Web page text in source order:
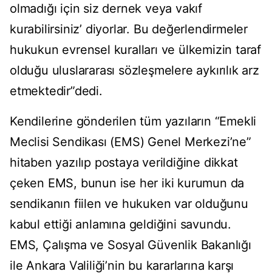
olmadığı için siz dernek veya vakıf
kurabilirsiniz’ diyorlar. Bu değerlendirmeler
hukukun evrensel kuralları ve ülkemizin taraf
olduğu uluslararası sözleşmelere aykırılık arz
etmektedir”dedi.
Kendilerine gönderilen tüm yazıların “Emekli
Meclisi Sendikası (EMS) Genel Merkezi’ne”
hitaben yazılıp postaya verildiğine dikkat
çeken EMS, bunun ise her iki kurumun da
sendikanın fiilen ve hukuken var olduğunu
kabul ettiği anlamına geldiğini savundu.
EMS, Çalışma ve Sosyal Güvenlik Bakanlığı
ile Ankara Valiliği’nin bu kararlarına karşı